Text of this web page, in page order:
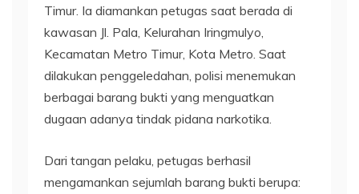
Timur. Ia diamankan petugas saat berada di
kawasan Jl. Pala, Kelurahan Iringmulyo,
Kecamatan Metro Timur, Kota Metro. Saat
dilakukan penggeledahan, polisi menemukan
berbagai barang bukti yang menguatkan
dugaan adanya tindak pidana narkotika.
Dari tangan pelaku, petugas berhasil
mengamankan sejumlah barang bukti berupa: